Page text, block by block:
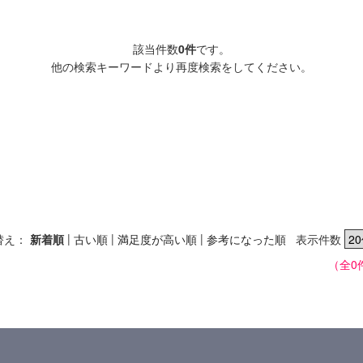
該当件数0件です。
他の検索キーワードより再度検索をしてください。
： 新着順 | 古い順 | 満足度が高い順 | 参考になった順 表示件数
（全